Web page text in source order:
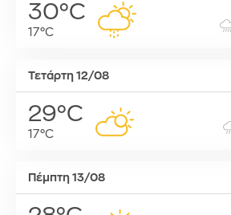
30°C
17°C
Τετάρτη 12/08
29°C
17°C
Πέμπτη 13/08